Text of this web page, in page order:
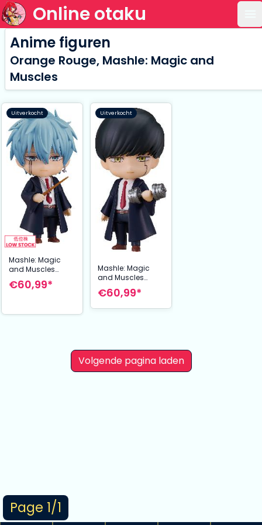
Online otaku
Page 1/1
Anime figuren
Orange Rouge, Mashle: Magic and
Muscles
Uitverkocht
Mashle: Magic
and Muscles
Nendoroid Action
Figure Lance
€60,99*
Uitverkocht
Mashle: Magic
and Muscles
Nendoroid Action
Figure Mash
€60,99*
Volgende pagina laden